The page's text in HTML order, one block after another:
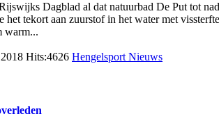
Dagblad al dat natuurbad De Put tot
het tekort aan zuurstof in het water met
warm...
Hits:4626 Hengelsport Nieuws